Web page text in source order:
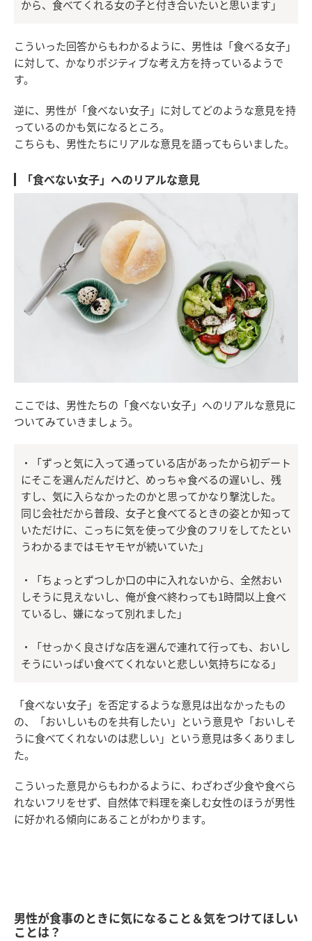
から、食べてくれる女の子と付き合いたいと思います」
こういった回答からもわかるように、男性は「食べる女子」
に対して、かなりポジティブな考え方を持っているようで
す。
逆に、男性が「食べない女子」に対してどのような意見を持
っているのかも気になるところ。
こちらも、男性たちにリアルな意見を語ってもらいました。
「食べない女子」へのリアルな意見
ここでは、男性たちの「食べない女子」へのリアルな意見に
ついてみていきましょう。
・「ずっと気に入って通っている店があったから初デート
にそこを選んだんだけど、めっちゃ食べるの遅いし、残
すし、気に入らなかったのかと思ってかなり撃沈した。
同じ会社だから普段、女子と食べてるときの姿とか知って
いただけに、こっちに気を使って少食のフリをしてたとい
うわかるまではモヤモヤが続いていた」
・「ちょっとずつしか口の中に入れないから、全然おい
しそうに見えないし、俺が食べ終わっても1時間以上食べ
ているし、嫌になって別れました」
・「せっかく良さげな店を選んで連れて行っても、おいし
そうにいっぱい食べてくれないと悲しい気持ちになる」
「食べない女子」を否定するような意見は出なかったもの
の、「おいしいものを共有したい」という意見や「おいしそ
うに食べてくれないのは悲しい」という意見は多くありまし
た。
こういった意見からもわかるように、わざわざ少食や食べら
れないフリをせず、自然体で料理を楽しむ女性のほうが男性
に好かれる傾向にあることがわかります。
男性が食事のときに気になること＆気をつけてほしい
ことは？